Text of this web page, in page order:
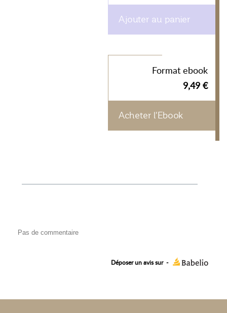
Ajouter au panier
Format ebook
9,49 €
Acheter l'Ebook
Pas de commentaire
Déposer un avis sur -